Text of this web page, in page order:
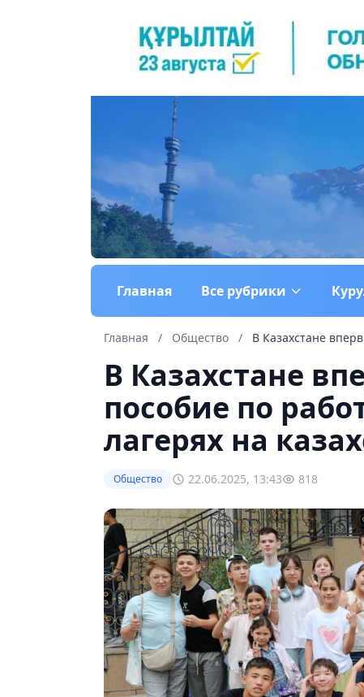
Главная Все рубрики
Главная / Общество / В Казахстане
В Казахстане
пособие по
лагерях на
Общество 22.06.2025, 13:43 818